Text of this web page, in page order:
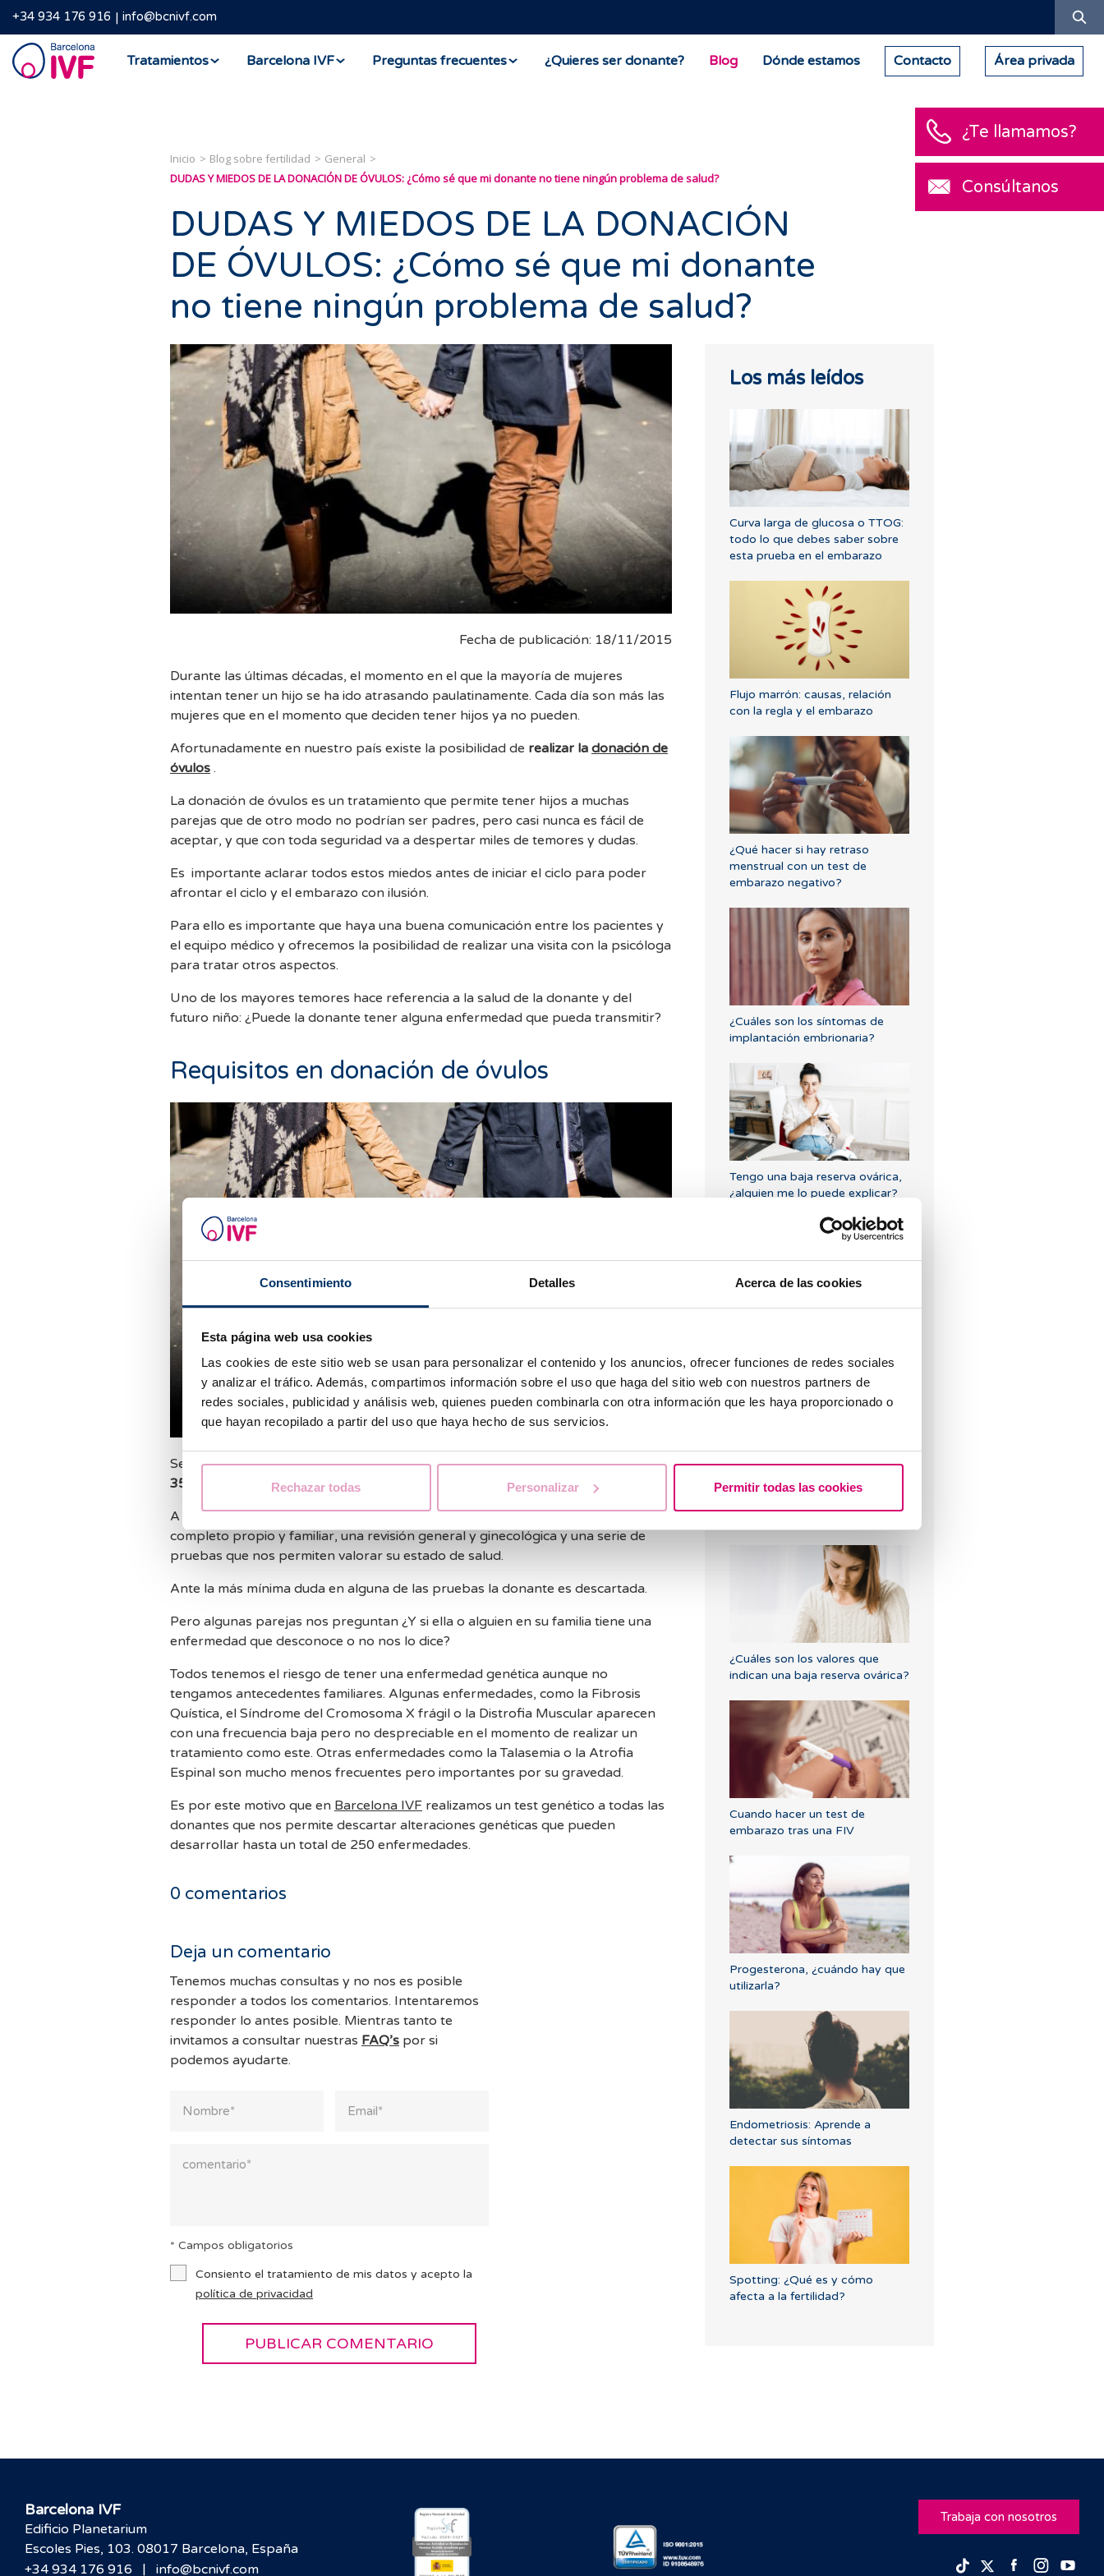
Consentimiento Detalles Acerca de las cookies
Esta página web usa cookies
Las cookies de este sitio web se usan para personalizar el contenido y los anuncios, ofrecer funciones de redes sociales
y analizar el tráfico. Además, compartimos información sobre el uso que haga del sitio web con nuestros partners de
redes sociales, publicidad y análisis web, quienes pueden combinarla con otra información que les haya proporcionado o
que hayan recopilado a partir del uso que haya hecho de sus servicios.
Rechazar todas Personalizar Permitir todas las cookies
+34 934 176 916 info@bcnivf.com
Barcelona
IVF
Tratamientos Barcelona IVF Preguntas frecuentes ¿Quieres ser donante? Blog Dónde estamos Contacto Área privada
Inicio Blog sobre fertilidad
General
DUDAS Y MIEDOS DE LA DONACIÓN DE ÓVULOS: ¿Cómo sé que mi donante no tiene ningún problema de salud?
DUDAS Y MIEDOS DE LA DONACIÓN
DE ÓVULOS: ¿Cómo sé que mi donante
no tiene ningún problema de salud?
Fecha de publicación: 18/11/2015
Durante las últimas décadas, el momento en el que la mayoría de mujeres
intentan tener un hijo se ha ido atrasando paulatinamente. Cada día son más las
mujeres que en el momento que deciden tener hijos ya no pueden.
Afortunadamente en nuestro país existe la posibilidad de realizar la donación de
óvulos .
La donación de óvulos es un tratamiento que permite tener hijos a muchas
parejas que de otro modo no podrían ser padres, pero casi nunca es fácil de
aceptar, y que con toda seguridad va a despertar miles de temores y dudas.
Es importante aclarar todos estos miedos antes de iniciar el ciclo para poder
afrontar el ciclo y el embarazo con ilusión.
Para ello es importante que haya una buena comunicación entre los pacientes y
el equipo médico y ofrecemos la posibilidad de realizar una visita con la psicóloga
para tratar otros aspectos.
Uno de los mayores temores hace referencia a la salud de la donante y del
futuro niño: ¿Puede la donante tener alguna enfermedad que pueda transmitir?
Requisitos en donación de óvulos
Según la Ley Española las donantes de óvulos deben sermujeres de entre 18 y
35 años
con un buen estado de salud física y psíquica.
A las donantes se les realiza una valoración psicológica, un historial médico muy
completo propio y familiar, una revisión general y ginecológica y una serie de
pruebas que nos permiten valorar su estado de salud.
Ante la más mínima duda en alguna de las pruebas la donante es descartada.
Pero algunas parejas nos preguntan ¿Y si ella o alguien en su familia tiene una
enfermedad que desconoce o no nos lo dice?
Todos tenemos el riesgo de tener una enfermedad genética aunque no
tengamos antecedentes familiares. Algunas enfermedades, como la Fibrosis
Quística, el Síndrome del Cromosoma X frágil o la Distrofia Muscular aparecen
con una frecuencia baja pero no despreciable en el momento de realizar un
tratamiento como este. Otras enfermedades como la Talasemia o la Atrofia
Espinal son mucho menos frecuentes pero importantes por su gravedad.
Es por este motivo que en Barcelona IVF
donantes que nos permite descartar alteraciones genéticas que pueden
desarrollar hasta un total de 250 enfermedades.
0 comentarios
Deja un comentario
Tenemos muchas consultas y no nos es posible
responder a todos los comentarios. Intentaremos
responder lo antes posible. Mientras tanto te
invitamos a consultar nuestras FAQ’s por si
podemos ayudarte.
* Campos obligatorios
Consiento el tratamiento de mis datos y acepto la
política de privacidad
Los más leídos
Curva larga de glucosa o TTOG:
todo lo que debes saber sobre
esta prueba en el embarazo
Flujo marrón: causas, relación
con la regla y el embarazo
¿Qué hacer si hay retraso
menstrual con un test de
embarazo negativo?
¿Cuáles son los síntomas de
implantación embrionaria?
Tengo una baja reserva ovárica,
¿alguien me lo puede explicar?
¿Puedo quedar embarazada si
¿Cuáles son los valores que
indican una baja reserva ovárica?
Cuando hacer un test de
embarazo tras una FIV
Progesterona, ¿cuándo hay que
utilizarla?
Endometriosis: Aprende a
detectar sus síntomas
Spotting: ¿Qué es y cómo
afecta a la fertilidad?
¿Te llamamos?
Consúltanos
Barcelona IVF
Edificio Planetarium
Escoles Pies, 103. 08017 Barcelona, España
+34 934 176 916
| info@bcnivf.com
Trabaja con nosotros
TikTokTwitterFacebook